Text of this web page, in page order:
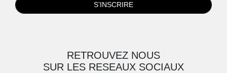
S’INSCRIRE
RETROUVEZ NOUS
SUR LES RESEAUX SOCIAUX